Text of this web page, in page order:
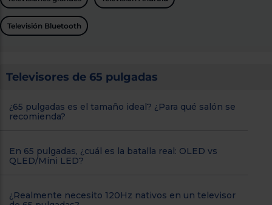
Televisión Bluetooth
Televisores de 65 pulgadas
¿65 pulgadas es el tamaño ideal? ¿Para qué salón se
recomienda?
En 65 pulgadas, ¿cuál es la batalla real: OLED vs
QLED/Mini LED?
¿Realmente necesito 120Hz nativos en un televisor